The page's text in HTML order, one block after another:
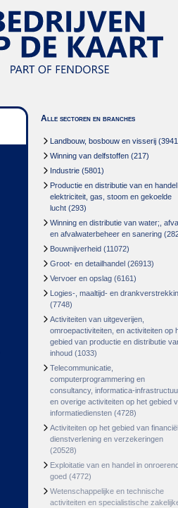
Alle sectoren en branches
Landbouw, bosbouw en visserij
Winning van delfstoffen (217)
Industrie (5801)
Productie en distributie van en
elektriciteit, gas, stoom en gekoelde
lucht (293)
Winning en distributie van water;,
en afvalwaterbeheer en sanering
Bouwnijverheid (11072)
Groot- en detailhandel (26913)
Vervoer en opslag (6161)
Logies-, maaltijd- en
(7748)
Activiteiten van uitgeverijen,
omroepactiviteiten, en activiteiten op
gebied van productie en distributie
inhoud (1033)
Telecommunicatie,
computerprogrammering en
consultancy, informatica-
en overige activiteiten op het gebied
informatiediensten (4728)
Activiteiten op het gebied van
dienstverlening en verzekeringen
(20528)
Exploitatie van en handel in
goed (4772)
Wetenschappelijke en technische
activiteiten en specialistische